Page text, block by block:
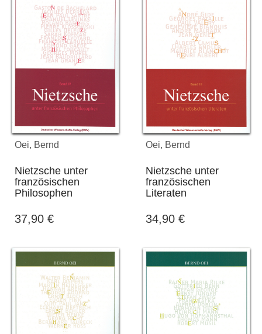
Oei, Bernd
Nietzsche unter
französischen
Philosophen
37,90 €
Oei, Bernd
Nietzsche unter
französischen
Literaten
34,90 €